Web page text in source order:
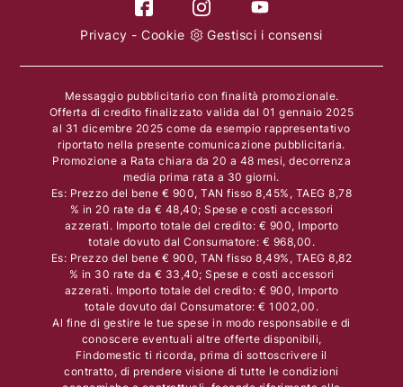
Privacy -Cookie Gestisci i consensi
Messaggio pubblicitario con finalità promozionale.
Offerta di credito finalizzato valida dal 01 gennaio 2025
al 31 dicembre 2025 come da esempio rappresentativo
riportato nella presente comunicazione pubblicitaria.
Promozione a Rata chiara da 20 a 48 mesi, decorrenza
media prima rata a 30 giorni.
Es: Prezzo del bene € 900, TAN fisso 8,45%, TAEG 8,78
% in 20 rate da € 48,40; Spese e costi accessori
azzerati. Importo totale del credito: € 900, Importo
totale dovuto dal Consumatore: € 968,00.
Es: Prezzo del bene € 900, TAN fisso 8,49%, TAEG 8,82
% in 30 rate da € 33,40; Spese e costi accessori
azzerati. Importo totale del credito: € 900, Importo
totale dovuto dal Consumatore: € 1002,00.
Al fine di gestire le tue spese in modo responsabile e di
conoscere eventuali altre offerte disponibili,
Findomestic ti ricorda, prima di sottoscrivere il
contratto, di prendere visione di tutte le condizioni